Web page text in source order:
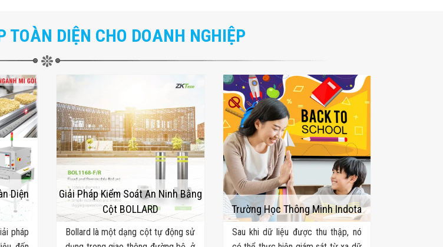
TOÀN DIỆN CHO DOANH NGHIỆP
Diện
pháp
Giải Pháp Kiểm Soát An Ninh Bằng
Cột BOLLARD
Bollard là một dạng cột tự động sử
Trường Học Thông Minh Indota
Sau khi dữ liệu được thu thập, nó